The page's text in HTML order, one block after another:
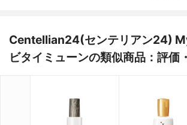
Centellian24(センテリアン24)
ビタイミューンの類似商品：評価